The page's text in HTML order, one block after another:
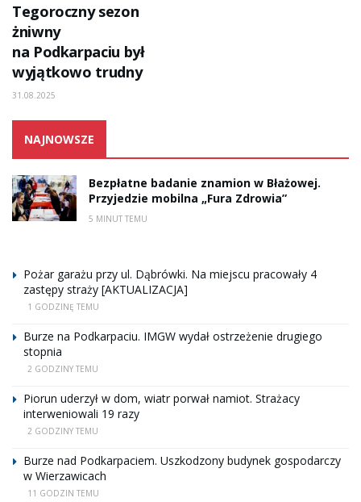
Tegoroczny sezon
żniwny
na Podkarpaciu był
wyjątkowo trudny
31.08.2025
NAJNOWSZE
Bezpłatne badanie znamion w Błażowej.
Przyjedzie mobilna „Fura Zdrowia”
5 MINUT TEMU
Pożar garażu przy ul. Dąbrówki. Na miejscu pracowały 4
zastępy straży [AKTUALIZACJA]
1 GODZINĘ TEMU
Burze na Podkarpaciu. IMGW wydał ostrzeżenie drugiego
stopnia
2 GODZINY TEMU
Piorun uderzył w dom, wiatr porwał namiot. Strażacy
interweniowali 19 razy
2 GODZINY TEMU
Burze nad Podkarpaciem. Uszkodzony budynek gospodarczy
w Wierzawicach
11 GODZIN TEMU